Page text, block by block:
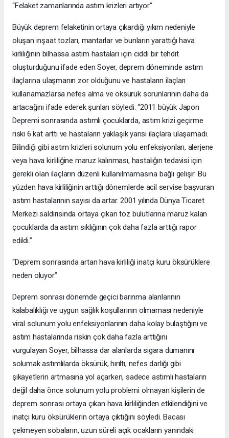
“Felaket zamanlarında astım krizleri artıyor”
Büyük deprem felaketinin ortaya çıkardığı yıkım nedeniyle
oluşan inşaat tozları, mantarlar ve bunların yarattığı hava
kirliliğinin bilhassa astım hastaları için ciddi bir tehdit
oluşturduğunu ifade eden Soyer, deprem döneminde astım
ilaçlarına ulaşmanın zor olduğunu ve hastaların ilaçları
kullanamazlarsa nefes alma ve öksürük sorunlarının daha da
artacağını ifade ederek şunları söyledi: “2011 büyük Japon
Depremi sonrasında astımlı çocuklarda, astım krizi geçirme
riski 6 kat arttı ve hastaların yaklaşık yarısı ilaçlara ulaşamadı.
Bilindiği gibi astım krizleri solunum yolu enfeksiyonları, alerjene
veya hava kirliliğine maruz kalınması, hastalığın tedavisi için
gerekli olan ilaçların düzenli kullanılmamasına bağlı gelişir. Bu
yüzden hava kirliliğinin arttığı dönemlerde acil servise başvuran
astım hastalarının sayısı da artar. 2001 yılında Dünya Ticaret
Merkezi saldırısında ortaya çıkan toz bulutlarına maruz kalan
çocuklarda da astım sıklığının çok daha fazla arttığı rapor
edildi.”
“Deprem sonrasında artan hava kirliliği inatçı kuru öksürüklere
neden oluyor”
Deprem sonrası dönemde geçici barınma alanlarının
kalabalıklığı ve uygun sağlık koşullarının olmaması nedeniyle
viral solunum yolu enfeksiyonlarının daha kolay bulaştığını ve
astım hastalarında riskin çok daha fazla arttığını
vurgulayan Soyer, bilhassa dar alanlarda sigara dumanını
solumak astımlılarda öksürük, hırıltı, nefes darlığı gibi
şikayetlerin artmasına yol açarken, sadece astımlı hastaların
değil daha önce solunum yolu problemi olmayan kişilerin de
deprem sonrası ortaya çıkan hava kirliliğinden etkilendiğini ve
inatçı kuru öksürüklerin ortaya çıktığını söyledi. Bacası
çekmeyen sobaların, uzun süreli açık ocakların yanındaki